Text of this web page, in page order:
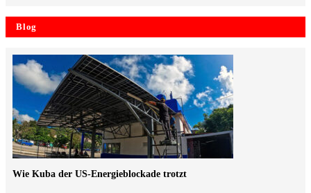
Blog
Wie Kuba der US-Energieblockade trotzt